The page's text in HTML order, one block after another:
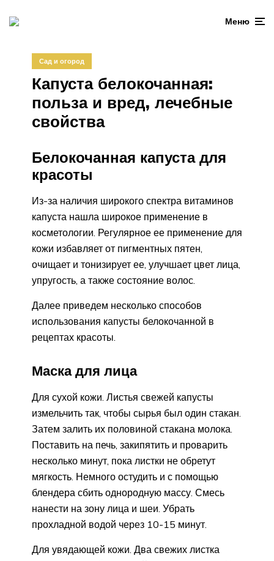
Меню
Сад и огород
Капуста белокочанная:
польза и вред, лечебные
свойства
Белокочанная капуста для
красоты
Из-за наличия широкого спектра витаминов
капуста нашла широкое применение в
косметологии. Регулярное ее применение для
кожи избавляет от пигментных пятен,
очищает и тонизирует ее, улучшает цвет лица,
упругость, а также состояние волос.
Далее приведем несколько способов
использования капусты белокочанной в
рецептах красоты.
Маска для лица
Для сухой кожи. Листья свежей капусты
измельчить так, чтобы сырья был один стакан.
Затем залить их половиной стакана молока.
Поставить на печь, закипятить и проварить
несколько минут, пока листки не обретут
мягкость. Немного остудить и с помощью
блендера сбить однородную массу. Смесь
нанести на зону лица и шеи. Убрать
прохладной водой через 10-15 минут.
Для увядающей кожи. Два свежих листка